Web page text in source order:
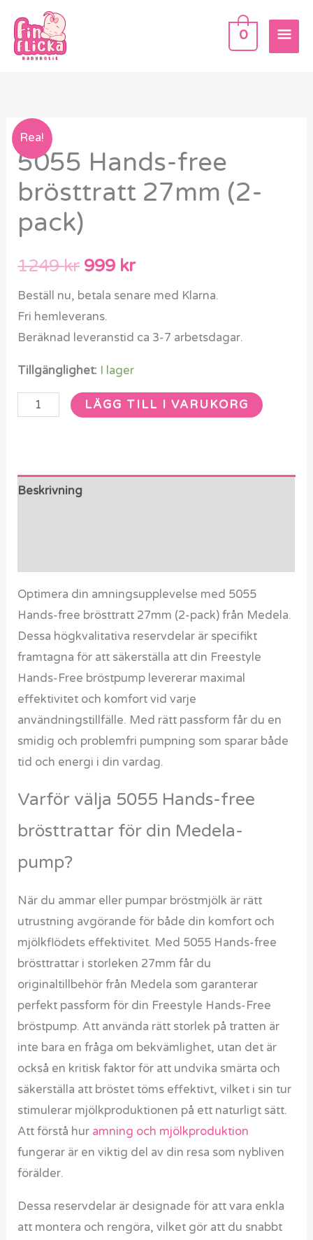
innehåll
0
Rea!
5055 Hands-free
brösttratt 27mm (2-
pack)
1249kr
ursprungliga
priset
1249 kr.
999 kr
nuvarande
priset
999 kr.
Beställ nu, betala senare med Klarna.
Fri hemleverans.
Beräknad leveranstid ca 3-7 arbetsdagar.
Tillgänglighet: I lager
5055
Hands-
brösttratt
27mm
(2-
pack)
LÄGG TILL I VARUKORG
Beskrivning
Optimera din amningsupplevelse med 5055
Hands-free brösttratt 27mm (2-pack) från Medela.
Dessa högkvalitativa reservdelar är specifikt
framtagna för att säkerställa att din Freestyle
Hands-Free bröstpump levererar maximal
effektivitet och komfort vid varje
användningstillfälle. Med rätt passform får du en
smidig och problemfri pumpning som sparar både
tid och energi i din vardag.
Varför välja 5055 Hands-free
brösttrattar för din Medela-
pump?
När du ammar eller pumpar bröstmjölk är rätt
utrustning avgörande för både din komfort och
mjölkflödets effektivitet. Med 5055 Hands-free
brösttrattar i storleken 27mm får du
originaltillbehör från Medela som garanterar
perfekt passform för din Freestyle Hands-Free
bröstpump. Att använda rätt storlek på tratten är
inte bara en fråga om bekvämlighet, utan det är
också en kritisk faktor för att undvika smärta och
säkerställa att bröstet töms effektivt, vilket i sin tur
stimulerar mjölkproduktionen på ett naturligt sätt.
Att förstå hur amning och mjölkproduktion
fungerar är en viktig del av din resa som nybliven
förälder.
Dessa reservdelar är designade för att vara enkla
att montera och rengöra, vilket gör att du snabbt